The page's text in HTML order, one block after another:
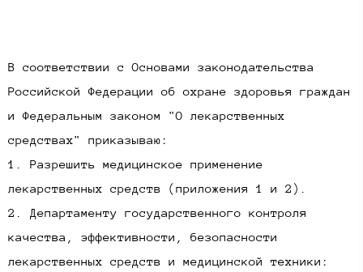
В соответствии с Основами законодательства
Российской Федерации об охране здоровья граждан
и Федеральным законом "О лекарственных
средствах" приказываю:
1. Разрешить медицинское применение
лекарственных средств (приложения 1 и 2).
2. Департаменту государственного контроля
качества, эффективности, безопасности
лекарственных средств и медицинской техники: